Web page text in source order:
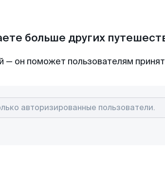
больше других
— он поможет пользователям